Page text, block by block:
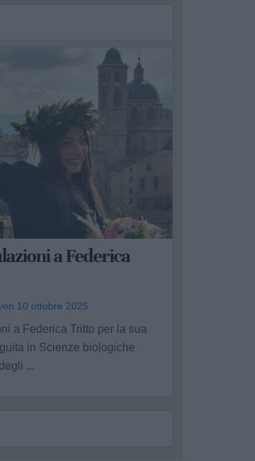
a Federica
10 ottobre 2025
a Federica Tritto per la sua
in Scienze biologiche
...